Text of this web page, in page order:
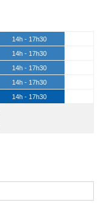
14h - 17h30
14h - 17h30
14h - 17h30
14h - 17h30
14h - 17h30